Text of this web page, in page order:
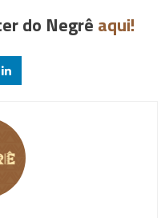
do Negrê aqui!